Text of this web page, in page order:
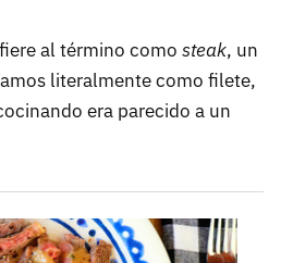
al término como steak, un
literalmente como filete,
era parecido a un